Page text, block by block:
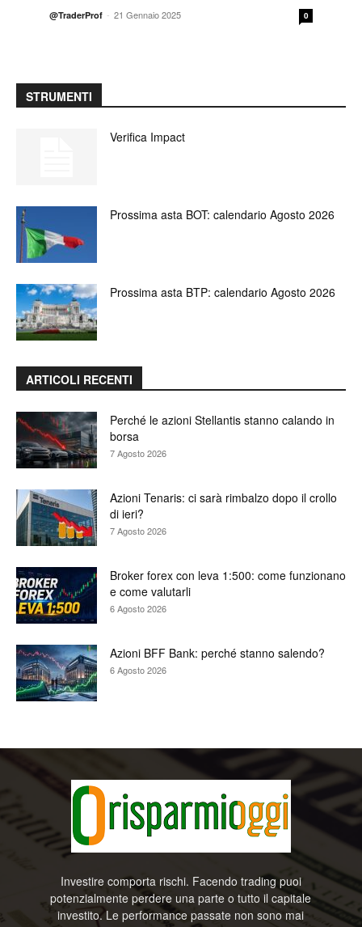
@TraderProf - 21 Gennaio 2025 0
STRUMENTI
Verifica Impact
Prossima asta BOT: calendario Agosto 2026
Prossima asta BTP: calendario Agosto 2026
ARTICOLI RECENTI
Perché le azioni Stellantis stanno calando in
borsa
7 Agosto 2026
Azioni Tenaris: ci sarà rimbalzo dopo il crollo
di ieri?
7 Agosto 2026
Broker forex con leva 1:500: come funzionano
e come valutarli
6 Agosto 2026
Azioni BFF Bank: perché stanno salendo?
6 Agosto 2026
Investire comporta rischi. Facendo trading puoi
potenzialmente perdere una parte o tutto il capitale
investito. Le performance passate non sono mai